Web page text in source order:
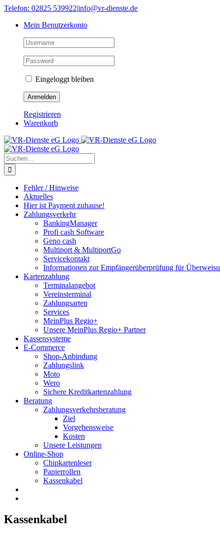
Skip
content
Telefon: 02825 539922|info@vr-dienste.de
Mein Benutzerkonto
Eingeloggt bleiben
Registrieren
Warenkorb
Suche
nach:
Fehler / Hinweise
Aktuelles
Hier ist Payment zuhause!
Zahlungsverkehr
BankingManager
Profi cash Software
Geno cash
Multiport & MultiportGo
Servicekontakt
Informationen zur Empfängerüberprüfung für
Kartenzahlung
Terminalangebot
Vereinsterminal
Zahlungsarten
Services
MeinPlus Regio+
Unsere MeinPlus Regio+ Partner
Kassensysteme
E-Commerce
Shop-Anbindung
Zahlungslink
Moto
Wero
Sichere Kreditkartenzahlung
Beratung
Zahlungsverkehrsberatung
Ziel
Vorgehensweise
Kosten
Unsere Leistungen
Online-Shop
Chipkartenleser
Papierrollen
Kassenkabel
Kassenkabel